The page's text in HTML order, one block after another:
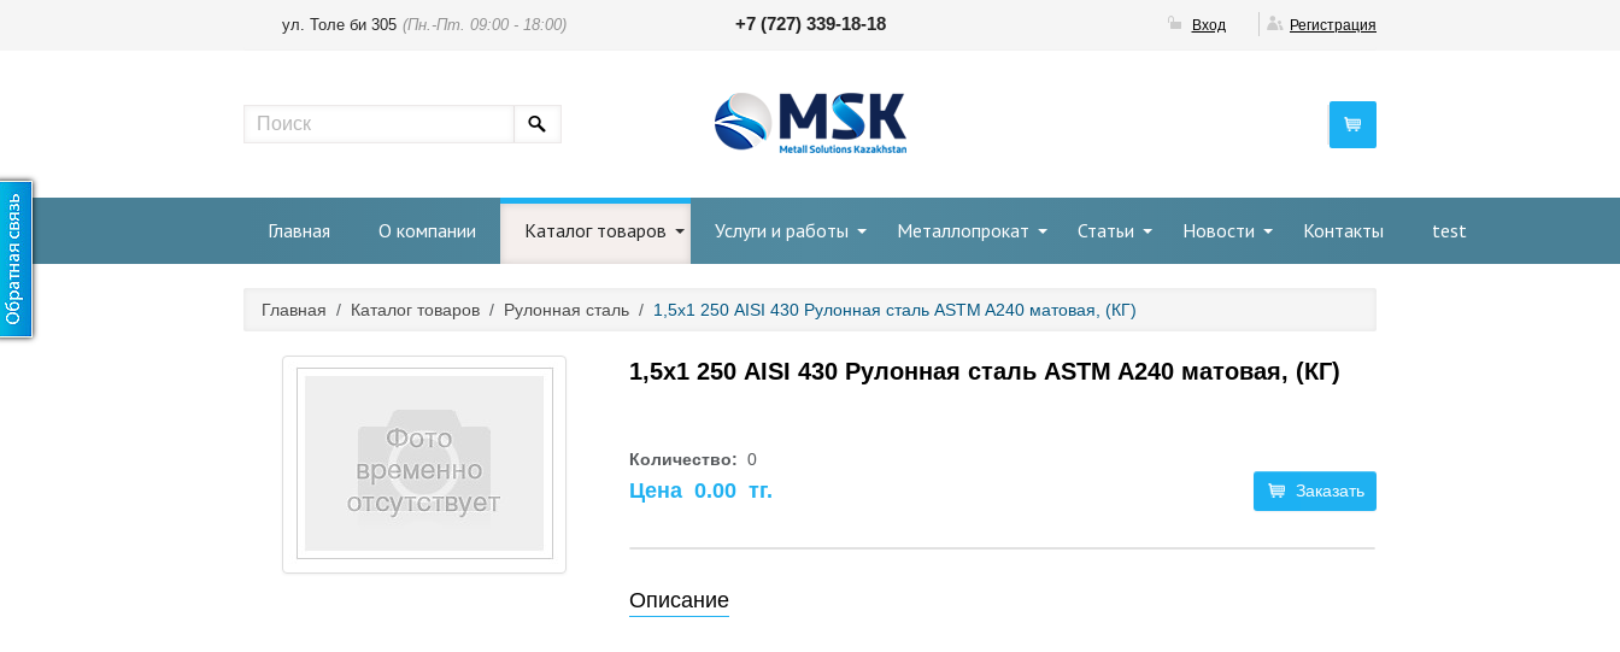
ул. Толе би 305 (Пн.-Пт. 09:00 - 18:00) +7 (727) 339-18-18 Вход Регистрация
Главная О компании Каталог товаров Услуги и работы Металлопрокат Статьи Новости Контакты test
Главная / Каталог товаров / Рулонная сталь / 1,5х1 250 AISI 430 Рулонная сталь ASTM A240 матовая, (КГ)
1,5х1 250 AISI 430 Рулонная сталь ASTM A240 матовая, (КГ)
Количество: 0
Заказать
Цена 0.00 тг.
Описание